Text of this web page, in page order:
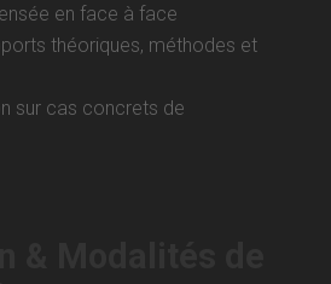
en face à face
théoriques, méthodes et
sur cas concrets de